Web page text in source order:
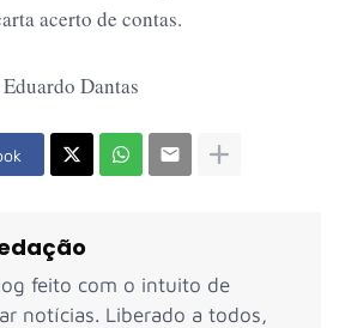
acerto de contas.
Dantas
feito com o intuito de
notícias. Liberado a todos,